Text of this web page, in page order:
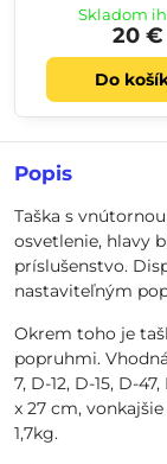
Popis
Taška s
osvetlenie, hlavy
príslušenstvo.
nastaviteľným
Okrem toho je
popruhmi.
7, D-12, D-15, D-
x 27 cm,
1,7kg.
Skladom
20 €
Do